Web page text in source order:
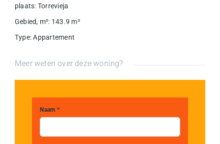
plaats: Torrevieja
Gebied, m²: 143.9 m²
Type: Appartement
Meer weten over deze woning?
Naam *